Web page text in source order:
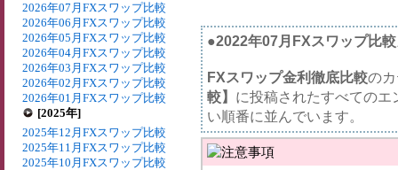
2026年07月FXスワップ比較
2026年06月FXスワップ比較
2026年05月FXスワップ比較
2026年04月FXスワップ比較
2026年03月FXスワップ比較
2026年02月FXスワップ比較
2026年01月FXスワップ比較
[2025年]
2025年12月FXスワップ比較
2025年11月FXスワップ比較
2025年10月FXスワップ比較
●2022年07月FXスワップ比
FXスワップ金利徹底比較の
較】 に投稿されたすべての
い順番に並んでいます。